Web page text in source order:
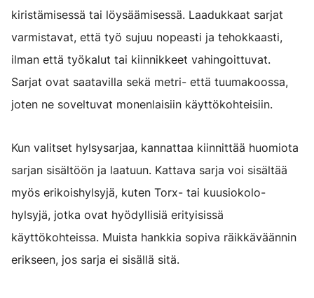
kiristämisessä tai löysäämisessä. Laadukkaat sarjat
varmistavat, että työ sujuu nopeasti ja tehokkaasti,
ilman että työkalut tai kiinnikkeet vahingoittuvat.
Sarjat ovat saatavilla sekä metri- että tuumakoossa,
joten ne soveltuvat monenlaisiin käyttökohteisiin.
Kun valitset hylsysarjaa, kannattaa kiinnittää huomiota
sarjan sisältöön ja laatuun. Kattava sarja voi sisältää
myös erikoishylsyjä, kuten Torx- tai kuusiokolo-
hylsyjä, jotka ovat hyödyllisiä erityisissä
käyttökohteissa. Muista hankkia sopiva räikkäväännin
erikseen, jos sarja ei sisällä sitä.